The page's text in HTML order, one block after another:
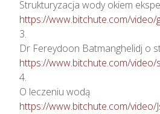
https://www.bitchute.com/video/
3.
https://www.bitchute.com/video/
4.
https://www.bitchute.com/video/